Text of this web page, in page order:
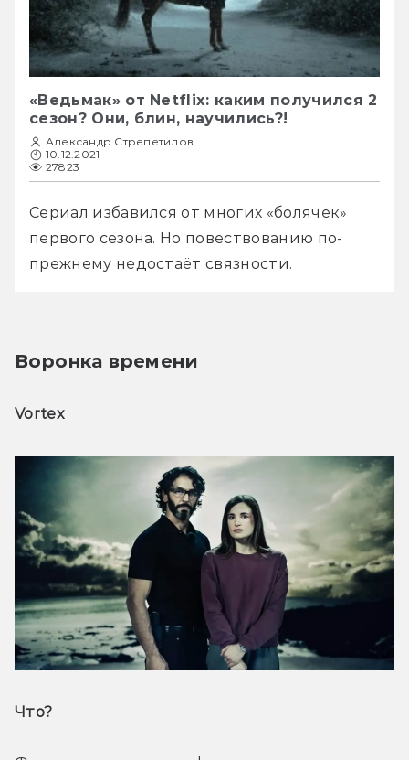
«Ведьмак» от Netflix: каким получился 2
сезон? Они, блин, научились?!
Александр Стрепетилов
10.12.2021
27823
Сериал избавился от многих «болячек»
первого сезона. Но повествованию по-
прежнему недостаёт связности.
Воронка времени
Vortex
Что?